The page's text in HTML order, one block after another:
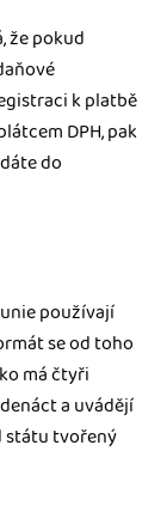
že pokud
k platbě
DPH, pak
do
používají
se od toho
má čtyři
a uvádějí
státu tvořený